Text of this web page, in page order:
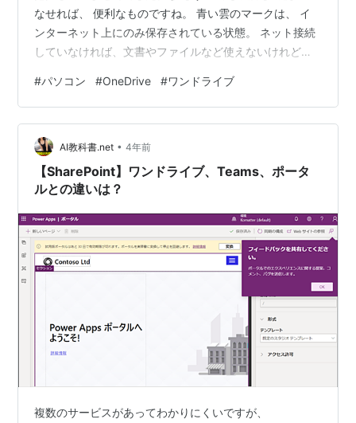
なせれば、 便利なものですね。 青い雲のマークは、 イ
ンターネット上にのみ保存されている状態。 ネット接続
していなければ、文書やファイルなど使えないけれど、
ング参加中雑談
#パソコン #OneDrive #ワンドライブ
AI教科書.net • 4年前
【SharePoint】ワンドライブ、Teams、ポータ
ルとの違いは？
複数のサービスがあってわかりにくいですが、